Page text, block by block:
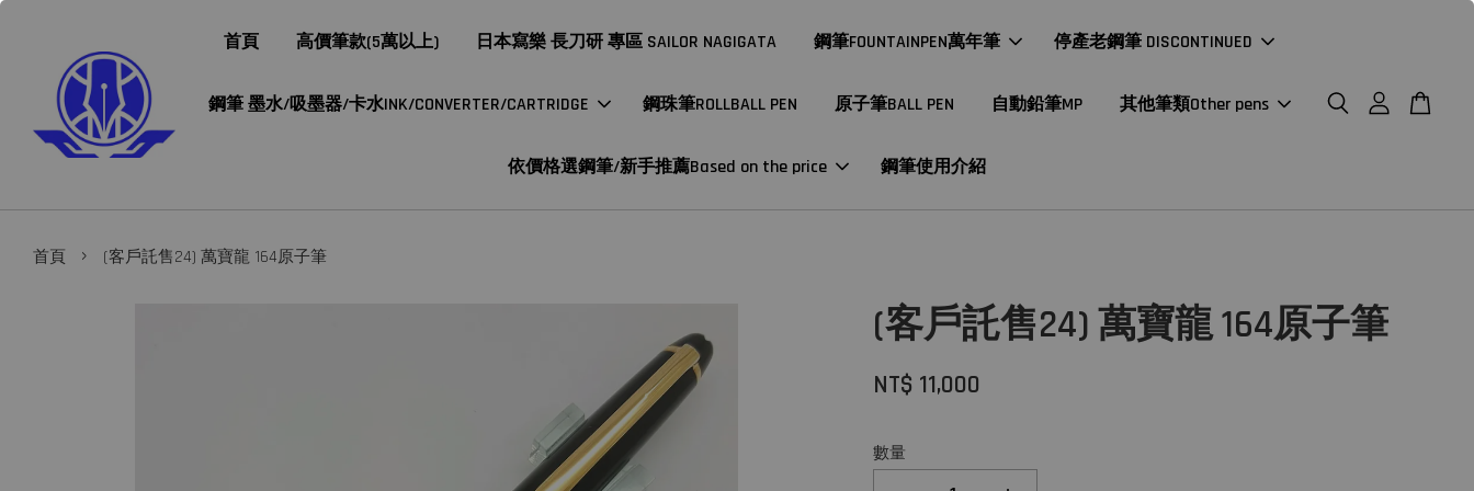
首頁 高價筆款(5萬以上) 日本寫樂 長刀研 專區 SAILOR NAGIGATA 鋼筆FOUNTAINPEN萬年筆 停產老鋼筆 DISCONTINUED
鋼筆 墨水/吸墨器/卡水INK/CONVERTER/CARTRIDGE 鋼珠筆ROLLBALL PEN 原子筆BALL PEN 自動鉛筆MP 其他筆類Other pens
依價格選鋼筆/新手推薦Based on the price 鋼筆使用介紹
首頁 › (客戶託售24) 萬寶龍 164原子筆
(客戶託售24) 萬寶龍 164原子筆
NT$ 11,000
數量